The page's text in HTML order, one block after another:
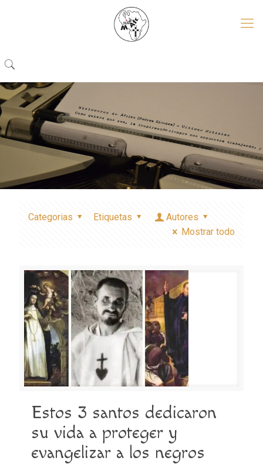
Categorias Etiquetas
Autores
Mostrar todo
Estos 3 santos dedicaron
su vida a proteger y
evangelizar a los negros